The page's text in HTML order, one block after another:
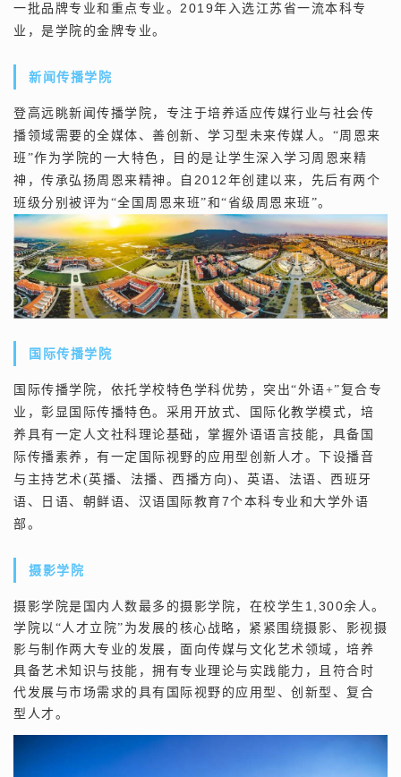
一批品牌专业和重点专业。 2019年入选江苏省一流本科专
业，是学院的金牌专业。
新闻传播学院
登高远眺新闻传播学院，专注于培养适应传媒行业与社会传
播领域需要的全媒体、善创新、学习型未来传媒人。“周恩来
班”作为学院的一大特色，目的是让学生深入学习周恩来精
神，传承弘扬周恩来精神。自 2012 年创建以来，先后有两个
班级分别被评为“全国周恩来班”和“省级周恩来班”。
国际传播学院
国际传播学院，依托学校特色学科优势，突出“外语+”复合专
业，彰显国际传播特色。采用开放式、国际化教学模式，培
养具有一定人文社科理论基础，掌握外语语言技能，具备国
际传播素养，有一定国际视野的应用型创新人才。下设播音
与主持艺术(英播、法播、西播方向)、英语、法语、西班牙
语、日语、朝鲜语、汉语国际教育7个本科专业和大学外语
部。
摄影学院
摄影学院是国内人数最多的摄影学院，在校学生 1,300余人。
学院以“人才立院”为发展的核心战略，紧紧围绕摄影、影视摄
影与制作两大专业的发展，面向传媒与文化艺术领域，培养
具备艺术知识与技能，拥有专业理论与实践能力，且符合时
代发展与市场需求的具有国际视野的应用型、创新型、复合
型人才。